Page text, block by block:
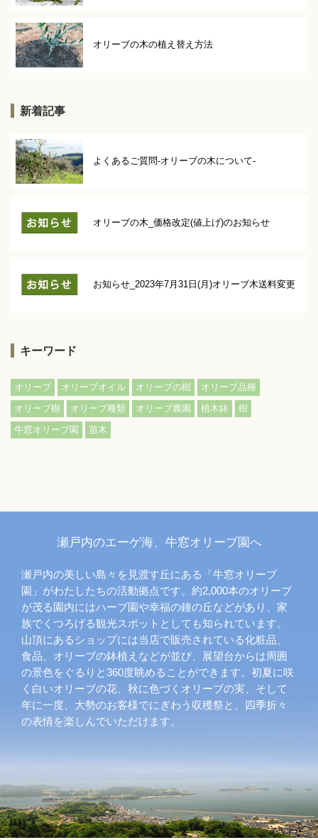
オリーブの木の植え替え方法
新着記事
よくあるご質問-オリーブの木について-
オリーブの木_価格改定(値上げ)のお知らせ
お知らせ_2023年7月31日(月)オリーブ木送料変更
キーワード
オリーブ オリーブオイル オリーブの樹 オリーブ品種
オリーブ樹 オリーブ種類 オリーブ農園 植木鉢 樹
牛窓オリーブ園 苗木
瀬戸内のエーゲ海、牛窓オリーブ園へ
瀬戸内の美しい島々を見渡す丘にある「牛窓オリーブ
園」がわたしたちの活動拠点です。約2,000本のオリーブ
が茂る園内にはハーブ園や幸福の鐘の丘などがあり、家
族でくつろげる観光スポットとしても知られています。
山頂にあるショップには当店で販売されている化粧品、
食品、オリーブの鉢植えなどが並び、展望台からは周囲
の景色をぐるりと360度眺めることができます。初夏に咲
く白いオリーブの花、秋に色づくオリーブの実、そして
年に一度、大勢のお客様でにぎわう収穫祭と、四季折々
の表情を楽しんでいただけます。